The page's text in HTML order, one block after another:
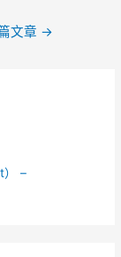
文章 →
） –